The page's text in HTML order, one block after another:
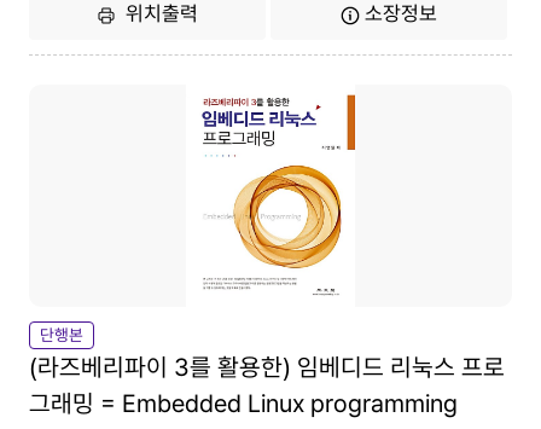
위치출력 소장정보
단행본
(라즈베리파이 3를 활용한) 임베디드 리눅스 프로
그래밍 = Embedded Linux programming